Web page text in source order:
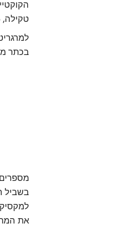
טקילה, 15 מ"ל מיץ ליים ו-20 מ"ל ליקר קואנטרו.
בכתר
בשביל
את